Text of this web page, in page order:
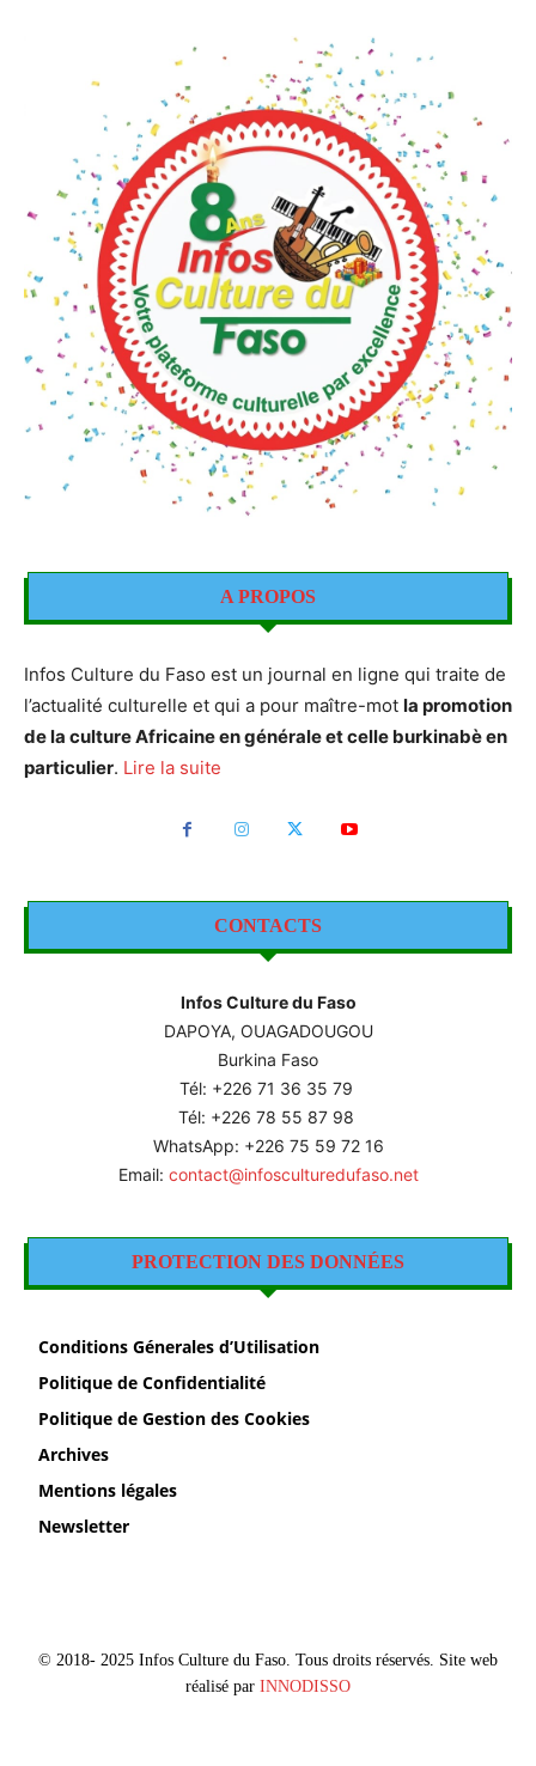
A PROPOS
Infos Culture du Faso est un journal en ligne qui traite de
l’actualité culturelle et qui a pour maître-mot la promotion
de la culture Africaine en générale et celle burkinabè en
particulier. Lire la suite
CONTACTS
Infos Culture du Faso
DAPOYA, OUAGADOUGOU
Burkina Faso
Tél: +226 71 36 35 79
Tél: +226 78 55 87 98
WhatsApp: +226 75 59 72 16
Email: contact@infosculturedufaso.net
PROTECTION DES DONNÉES
Conditions Génerales d’Utilisation
Politique de Confidentialité
Politique de Gestion des Cookies
Archives
Mentions légales
Newsletter
© 2018- 2025 Infos Culture du Faso. Tous droits réservés. Site web
réalisé par INNODISSO